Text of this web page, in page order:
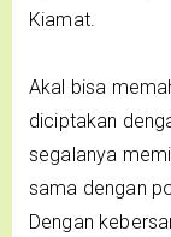
Kiamat.
Akal bisa
diciptakan
segalanya
sama dengan
Dengan